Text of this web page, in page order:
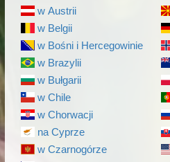
w Austrii
w Belgii
w Bośni i Hercegowinie
w Brazylii
w Bułgarii
w Chile
w Chorwacji
na Cyprze
w Czarnogórze